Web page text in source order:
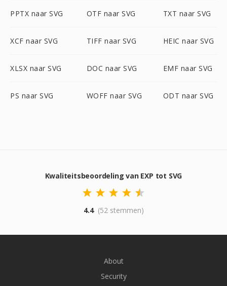
PPTX naar SVG OTF naar SVG TXT naar SVG
XCF naar SVG TIFF naar SVG HEIC naar SVG
XLSX naar SVG DOC naar SVG EMF naar SVG
PS naar SVG WOFF naar SVG ODT naar SVG
Kwaliteitsbeoordeling van EXP tot SVG
4.4 (52 stemmen)
About
Security